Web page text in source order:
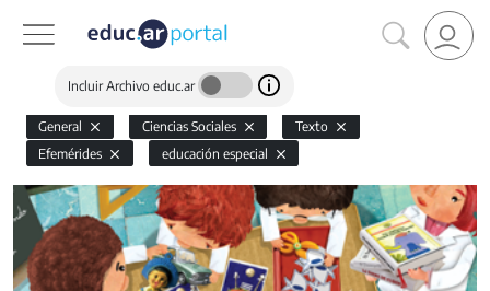
Incluir Archivo educ.ar
General Ciencias Sociales
Texto
Efemérides
educación especial